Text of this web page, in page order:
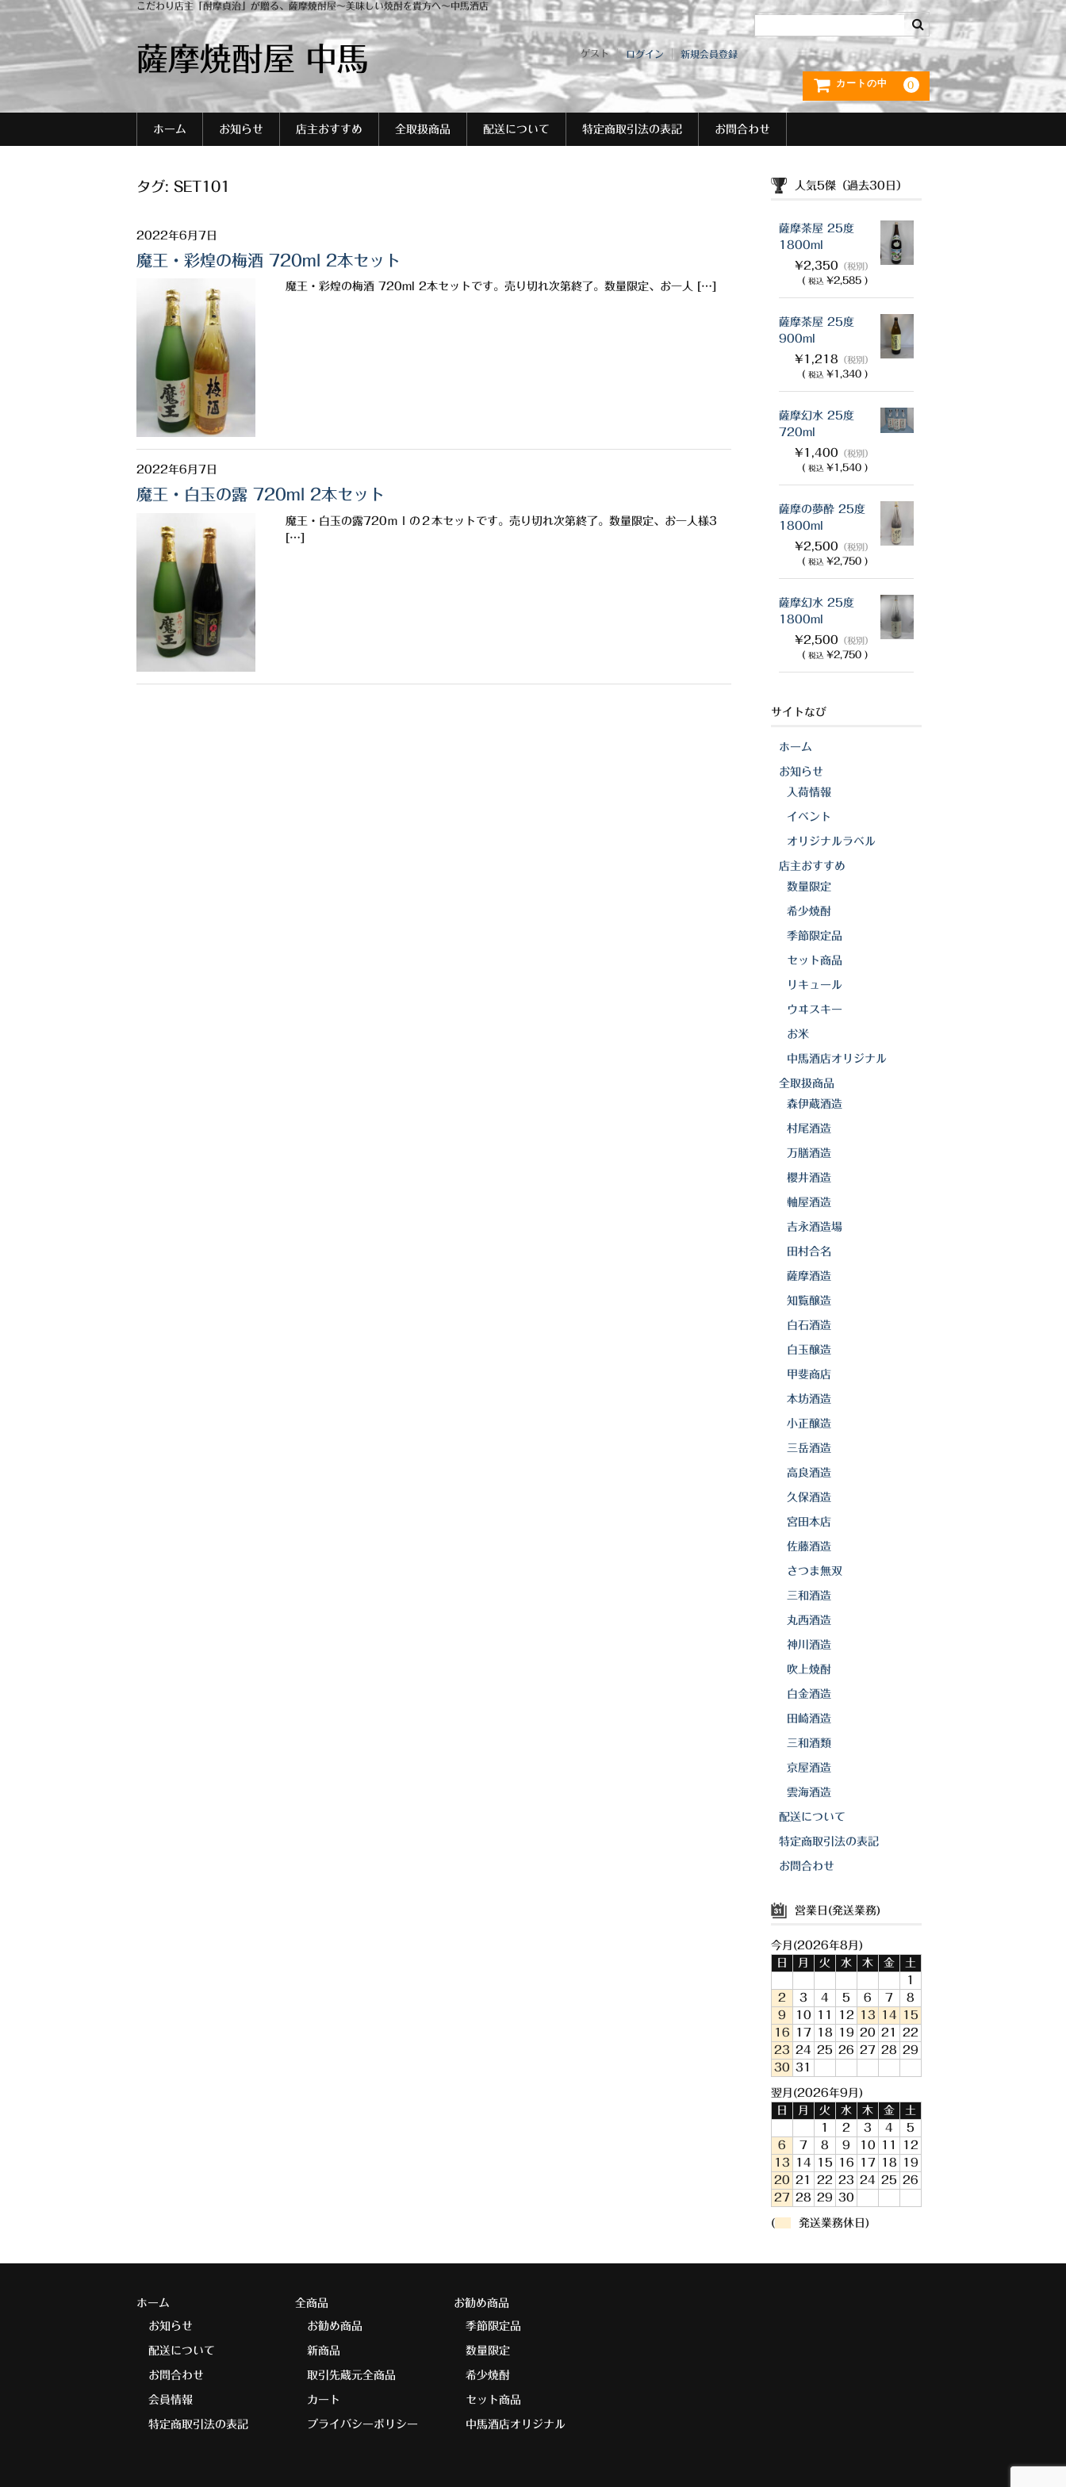
こだわり店主「酎摩貞治」が贈る、薩摩焼酎屋～美味しい焼酎を貴方へ～中馬酒店
薩摩焼酎屋 中馬 ゲスト ログイン 新規会員登録
カートの中 0
ホーム お知らせ 店主おすすめ 全取扱商品 配送について 特定商取引法の表記 お問合わせ
タグ: SET101
2022年6月7日
魔王・彩煌の梅酒 720ml 2本セット
魔王・彩煌の梅酒 720ml 2本セットです。売り切れ次第終了。数量限定、お一人 […]
2022年6月7日
魔王・白玉の露 720ml 2本セット
魔王・白玉の露720ｍｌの２本セットです。売り切れ次第終了。数量限定、お一人様3
[…]
人気5傑（過去30日）
薩摩茶屋 25度
1800ml
¥2,350 （税別）
( 税込 ¥2,585 )
薩摩茶屋 25度
900ml
¥1,218 （税別）
( 税込 ¥1,340 )
薩摩幻水 25度
720ml
¥1,400 （税別）
( 税込 ¥1,540 )
薩摩の夢酔 25度
1800ml
¥2,500 （税別）
( 税込 ¥2,750 )
薩摩幻水 25度
1800ml
¥2,500 （税別）
( 税込 ¥2,750 )
サイトなび
ホーム
お知らせ
入荷情報
イベント
オリジナルラベル
店主おすすめ
数量限定
希少焼酎
季節限定品
セット商品
リキュール
ウヰスキー
お米
中馬酒店オリジナル
全取扱商品
森伊蔵酒造
村尾酒造
万膳酒造
櫻井酒造
軸屋酒造
吉永酒造場
田村合名
薩摩酒造
知覧醸造
白石酒造
白玉醸造
甲斐商店
本坊酒造
小正醸造
三岳酒造
高良酒造
久保酒造
宮田本店
佐藤酒造
さつま無双
三和酒造
丸西酒造
神川酒造
吹上焼酎
白金酒造
田崎酒造
三和酒類
京屋酒造
雲海酒造
配送について
特定商取引法の表記
お問合わせ
営業日(発送業務)
今月(2026年8月)
日
月 火 水 木 金
土
1
2
3 4 5 6 7
8
9
10 11 12 13 14
15
16
17 18 19 20 21
22
23 24 25 26 27 28 29
30 31
翌月(2026年9月)
日
月 火 水 木 金
土
1
2 3 4
5
6
7 8 9 10 11
12
13
14 15 16 17 18
19
20 21 22 23 24 25 26
27 28 29 30
( 発送業務休日)
ホーム
お知らせ
配送について
お問合わせ
会員情報
特定商取引法の表記
全商品
お勧め商品
新商品
取引先蔵元全商品
カート
プライバシーポリシー
お勧め商品
季節限定品
数量限定
希少焼酎
セット商品
中馬酒店オリジナル